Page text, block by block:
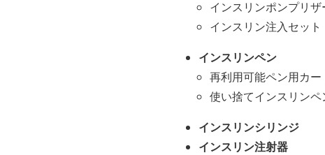
インスリンポンプリザ
インスリン注入セット
インスリンペン
再利用可能ペン用カー
使い捨てインスリンペ
インスリンシリンジ
インスリン注射器